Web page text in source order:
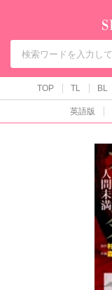
TOP TL BL
英語版